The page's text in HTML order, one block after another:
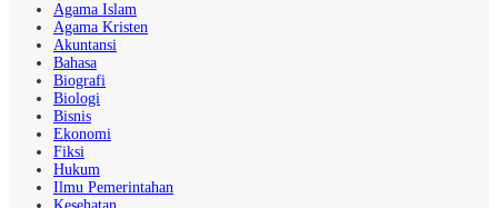
Agama Islam
Agama Kristen
Akuntansi
Bahasa
Biografi
Biologi
Bisnis
Ekonomi
Fiksi
Hukum
Ilmu Pemerintahan